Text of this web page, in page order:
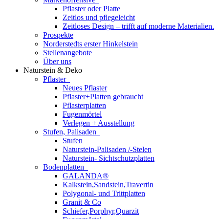
Pflaster oder Platte
Zeitlos und pflegeleicht
Zeitloses Design – trifft auf moderne Materialien.
Prospekte
Norderstedts erster Hinkelstein
Stellenangebote
Über uns
Naturstein & Deko
Pflaster
Neues Pflaster
Pflaster+Platten gebraucht
Pflasterplatten
Fugenmörtel
Verlegen + Ausstellung
Stufen, Palisaden
Stufen
Naturstein-Palisaden /-Stelen
Naturstein- Sichtschutzplatten
Bodenplatten
GALANDA®
Kalkstein,Sandstein,Travertin
Polygonal- und Trittplatten
Granit & Co
Schiefer,Porphyr,Quarzit